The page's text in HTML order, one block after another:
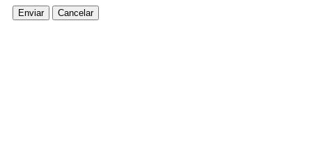
Enviar Cancelar